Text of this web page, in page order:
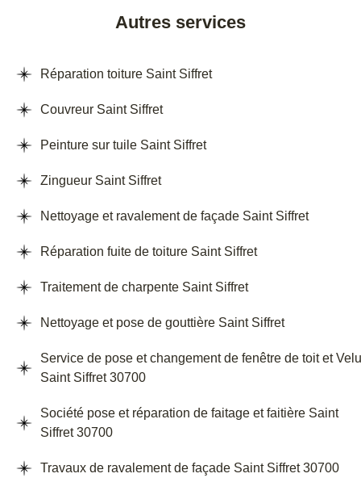
Autres services
Réparation toiture Saint Siffret
Couvreur Saint Siffret
Peinture sur tuile Saint Siffret
Zingueur Saint Siffret
Nettoyage et ravalement de façade Saint Siffret
Réparation fuite de toiture Saint Siffret
Traitement de charpente Saint Siffret
Nettoyage et pose de gouttière Saint Siffret
Service de pose et changement de fenêtre de toit et
Saint Siffret 30700
Société pose et réparation de faitage et faitière Saint
Siffret 30700
Travaux de ravalement de façade Saint Siffret 30700